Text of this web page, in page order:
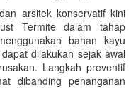
arsitek konservatif kini
Termite dalam tahap
bahan kayu
dilakukan sejak awal
Langkah preventif
dibanding penanganan